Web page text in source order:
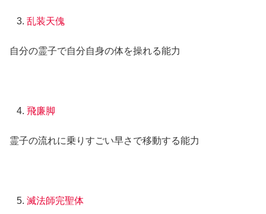
乱装天傀
自分の霊子で自分自身の体を操れる能力
飛廉脚
霊子の流れに乗りすごい早さで移動する能力
滅法師完聖体